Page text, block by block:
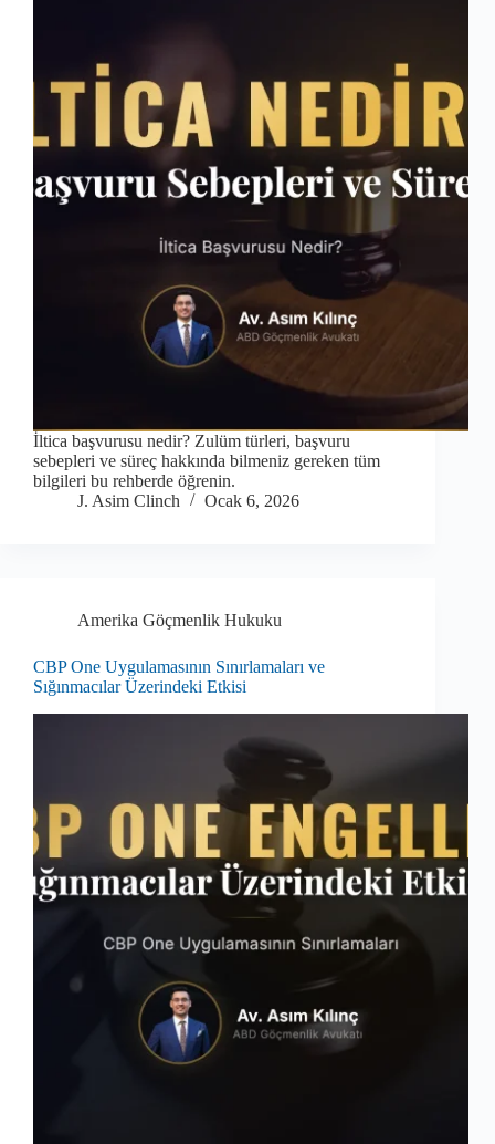
İltica başvurusu nedir? Zulüm türleri, başvuru
sebepleri ve süreç hakkında bilmeniz gereken tüm
bilgileri bu rehberde öğrenin.
J. Asim Clinch
Ocak 6, 2026
Amerika Göçmenlik Hukuku
CBP One Uygulamasının Sınırlamaları ve
Sığınmacılar Üzerindeki Etkisi